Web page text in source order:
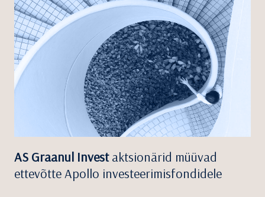
AS Graanul Investaktsionärid müüvad
ettevõtte Apollo investeerimisfondidele